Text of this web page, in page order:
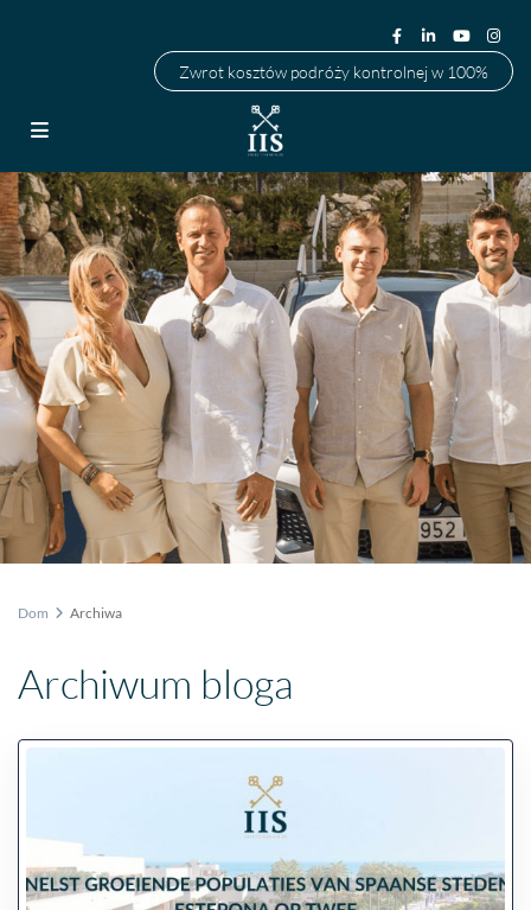
Zwrot kosztów podróży kontrolnej w 100%
Dom Archiwa
Archiwum bloga